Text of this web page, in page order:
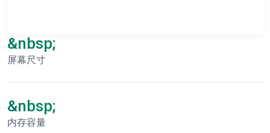
&nbsp;
屏幕尺寸
&nbsp;
内存容量